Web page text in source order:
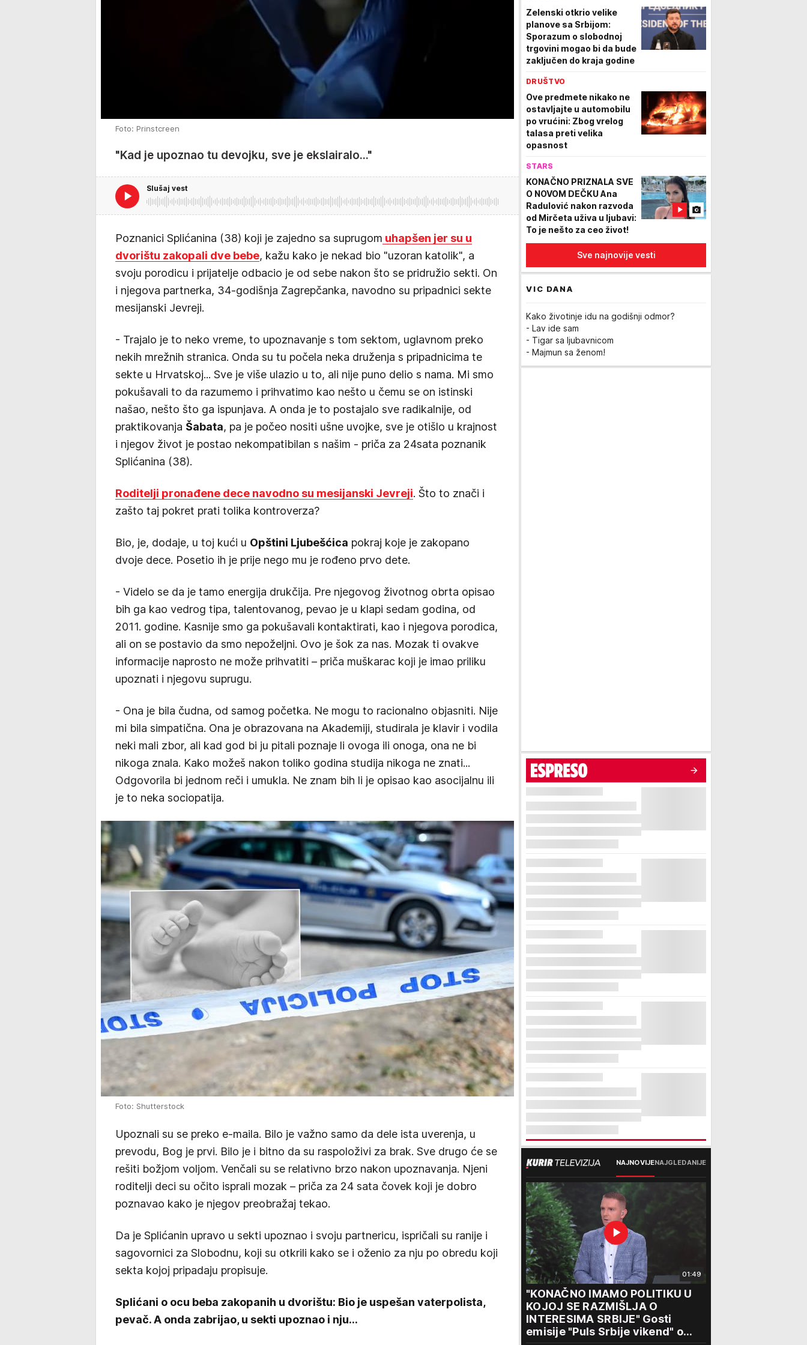
Foto: Prinstcreen
"Kad je upoznao tu devojku, sve je ekslairalo..."
Slušaj vest
Poznanici Splićanina (38) koji je zajedno sa suprugom uhapšen jer su u
dvorištu zakopali dve bebe, kažu kako je nekad bio "uzoran katolik", a
svoju porodicu i prijatelje odbacio je od sebe nakon što se pridružio sekti. On
i njegova partnerka, 34-godišnja Zagrepčanka, navodno su pripadnici sekte
mesijanski Jevreji.
- Trajalo je to neko vreme, to upoznavanje s tom sektom, uglavnom preko
nekih mrežnih stranica. Onda su tu počela neka druženja s pripadnicima te
sekte u Hrvatskoj... Sve je više ulazio u to, ali nije puno delio s nama. Mi smo
pokušavali to da razumemo i prihvatimo kao nešto u čemu se on istinski
našao, nešto što ga ispunjava. A onda je to postajalo sve radikalnije, od
praktikovanja Šabata, pa je počeo nositi ušne uvojke, sve je otišlo u krajnost
i njegov život je postao nekompatibilan s našim - priča za 24sata poznanik
Splićanina (38).
Roditelji pronađene dece navodno su mesijanski Jevreji. Što to znači i
zašto taj pokret prati tolika kontroverza?
Bio, je, dodaje, u toj kući u Opštini Ljubešćica pokraj koje je zakopano
dvoje dece. Posetio ih je prije nego mu je rođeno prvo dete.
- Videlo se da je tamo energija drukčija. Pre njegovog životnog obrta opisao
bih ga kao vedrog tipa, talentovanog, pevao je u klapi sedam godina, od
2011. godine. Kasnije smo ga pokušavali kontaktirati, kao i njegova porodica,
ali on se postavio da smo nepoželjni. Ovo je šok za nas. Mozak ti ovakve
informacije naprosto ne može prihvatiti – priča muškarac koji je imao priliku
upoznati i njegovu suprugu.
- Ona je bila čudna, od samog početka. Ne mogu to racionalno objasniti. Nije
mi bila simpatična. Ona je obrazovana na Akademiji, studirala je klavir i vodila
neki mali zbor, ali kad god bi ju pitali poznaje li ovoga ili onoga, ona ne bi
nikoga znala. Kako možeš nakon toliko godina studija nikoga ne znati...
Odgovorila bi jednom reči i umukla. Ne znam bih li je opisao kao asocijalnu ili
je to neka sociopatija.
Foto: Shutterstock
Upoznali su se preko e-maila. Bilo je važno samo da dele ista uverenja, u
prevodu, Bog je prvi. Bilo je i bitno da su raspoloživi za brak. Sve drugo će se
rešiti božjom voljom. Venčali su se relativno brzo nakon upoznavanja. Njeni
roditelji deci su očito isprali mozak – priča za 24 sata čovek koji je dobro
poznavao kako je njegov preobražaj tekao.
Da je Splićanin upravo u sekti upoznao i svoju partnericu, ispričali su ranije i
sagovornici za Slobodnu, koji su otkrili kako se i oženio za nju po obredu koji
sekta kojoj pripadaju propisuje.
Splićani o ocu beba zakopanih u dvorištu: Bio je uspešan vaterpolista,
pevač. A onda zabrijao, u sekti upoznao i nju...
Zelenski otkrio velike
planove sa Srbijom:
Sporazum o slobodnoj
trgovini mogao bi da bude
zaključen do kraja godine
DRUŠTVO
Ove predmete nikako ne
ostavljajte u automobilu
po vrućini: Zbog vrelog
talasa preti velika
opasnost
STARS
KONAČNO PRIZNALA SVE
O NOVOM DEČKU Ana
Radulović nakon razvoda
od Mirčeta uživa u ljubavi:
To je nešto za ceo život!
Sve najnovije vesti
VIC DANA
Kako životinje idu na godišnji odmor?
- Lav ide sam
- Tigar sa ljubavnicom
- Majmun sa ženom!
NAJNOVIJENAJGLEDANIJE
01:49
"KONAČNO IMAMO POLITIKU U
KOJOJ SE RAZMIŠLJA O
INTERESIMA SRBIJE" Gosti
emisije "Puls Srbije vikend" o